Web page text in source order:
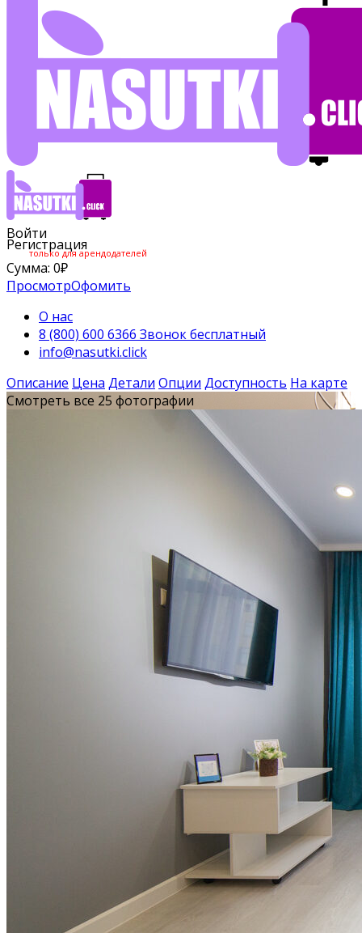
Войти
Регистрация
только для арендодателей
Сумма: 0₽
ПросмотрОфомить
О нас
8 (800) 600 6366 Звонок бесплатный
info@nasutki.click
Описание Цена Детали Опции Доступность На карте
Смотреть все 25 фотографии